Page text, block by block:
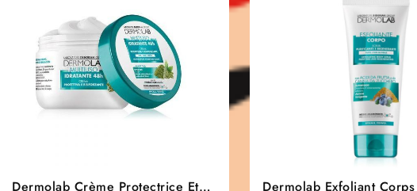
Dermolab Crème Protectrice Et
Dermolab Exfoliant